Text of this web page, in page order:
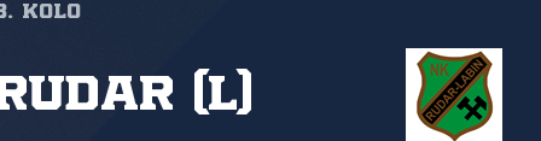
kolo
(L)